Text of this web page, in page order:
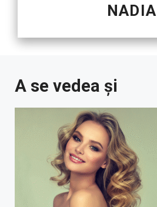
NADIA
A se vedea și